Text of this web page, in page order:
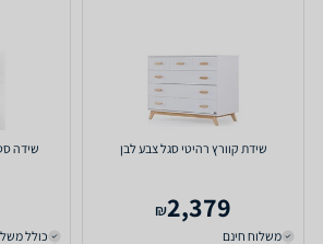
שידת קוורץ רהיטי סגל צבע לבן
2,379
₪
משלוח חינם
שידה סטאר
כולל משלוח